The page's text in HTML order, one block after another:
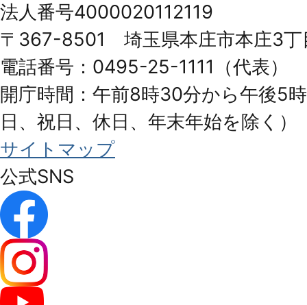
Honjo
City
法人番号4000020112119
〒367-8501 埼玉県本庄市本庄3丁
電話番号：0495-25-1111（代表）
開庁時間：午前8時30分から午後5
日、祝日、休日、年末年始を除く）
サイトマップ
公式SNS